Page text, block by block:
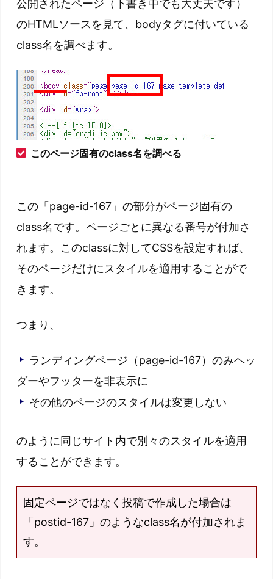
公開されたページ（下書き中でも大丈夫です）
のHTMLソースを見て、bodyタグに付いている
class名を調べます。
このページ固有のclass名を調べる
この「page-id-167」の部分がページ固有の
class名です。ページごとに異なる番号が付加さ
れます。このclassに対してCSSを設定すれば、
そのページだけにスタイルを適用することがで
きます。
つまり、
ランディングページ（page-id-167）のみヘッ
ダーやフッターを非表示に
その他のページのスタイルは変更しない
のように同じサイト内で別々のスタイルを適用
することができます。
固定ページではなく投稿で作成した場合は
「postid-167」のようなclass名が付加されま
す。